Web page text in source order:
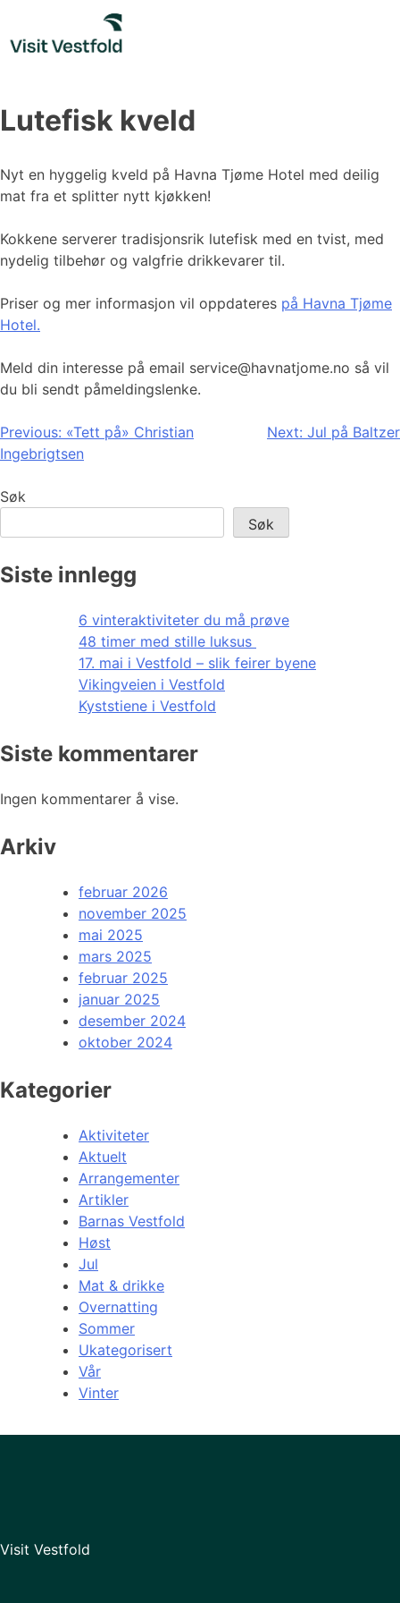
content
Lutefisk kveld
Nyt en hyggelig kveld på Havna Tjøme Hotel med deilig
mat fra et splitter nytt kjøkken!
Kokkene serverer tradisjonsrik lutefisk med en tvist, med
nydelig tilbehør og valgfrie drikkevarer til.
Priser og mer informasjon vil oppdateres på Havna Tjøme
Hotel.
Meld din interesse på email service@havnatjome.no så vil
du bli sendt påmeldingslenke.
Innleggsnavigasjon
Previous: «Tett på» Christian
Ingebrigtsen
Next: Jul på Baltzer
Søk
Søk
Siste innlegg
6 vinteraktiviteter du må prøve
48 timer med stille luksus
17. mai i Vestfold – slik feirer byene
Vikingveien i Vestfold
Kyststiene i Vestfold
Siste kommentarer
Ingen kommentarer å vise.
Arkiv
februar 2026
november 2025
mai 2025
mars 2025
februar 2025
januar 2025
desember 2024
oktober 2024
Kategorier
Aktiviteter
Aktuelt
Arrangementer
Artikler
Barnas Vestfold
Høst
Jul
Mat & drikke
Overnatting
Sommer
Ukategorisert
Vår
Vinter
Visit Vestfold